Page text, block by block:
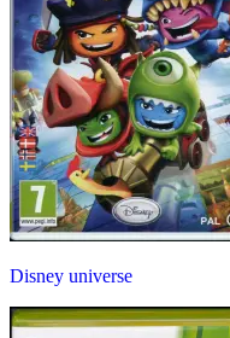
Disney universe